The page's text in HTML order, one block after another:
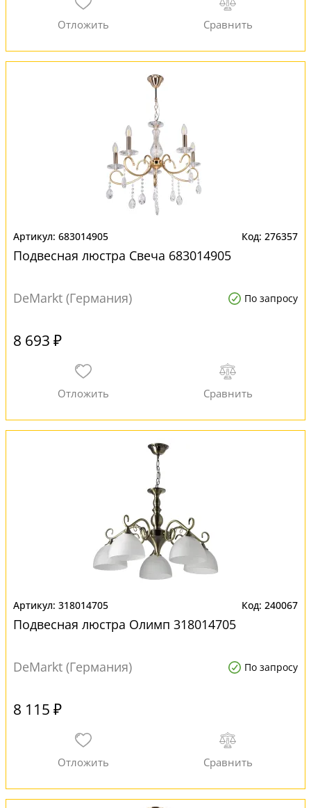
683014905 276357
Подвесная люстра Свеча 683014905
DeMarkt (Германия) По запросу
8 693 ₽
318014705 240067
Подвесная люстра Олимп 318014705
DeMarkt (Германия) По запросу
8 115 ₽